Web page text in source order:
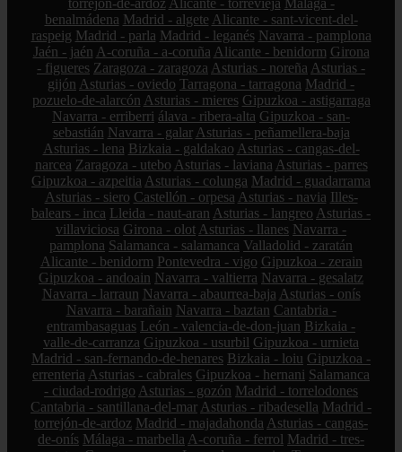
torrejón-de-ardoz Alicante - torrevieja Málaga -
benalmádena Madrid - algete Alicante - sant-vicent-del-
raspeig Madrid - parla Madrid - leganés Navarra - pamplona
Jaén - jaén A-coruña - a-coruña Alicante - benidorm Girona
- figueres Zaragoza - zaragoza Asturias - noreña Asturias -
gijón Asturias - oviedo Tarragona - tarragona Madrid -
pozuelo-de-alarcón Asturias - mieres Gipuzkoa - astigarraga
Navarra - erriberri álava - ribera-alta Gipuzkoa - san-
sebastián Navarra - galar Asturias - peñamellera-baja
Asturias - lena Bizkaia - galdakao Asturias - cangas-del-
narcea Zaragoza - utebo Asturias - laviana Asturias - parres
Gipuzkoa - azpeitia Asturias - colunga Madrid - guadarrama
Asturias - siero Castellón - orpesa Asturias - navia Illes-
balears - inca Lleida - naut-aran Asturias - langreo Asturias -
villaviciosa Girona - olot Asturias - llanes Navarra -
pamplona Salamanca - salamanca Valladolid - zaratán
Alicante - benidorm Pontevedra - vigo Gipuzkoa - zerain
Gipuzkoa - andoain Navarra - valtierra Navarra - gesalatz
Navarra - larraun Navarra - abaurrea-baja Asturias - onís
Navarra - barañain Navarra - baztan Cantabria -
entrambasaguas León - valencia-de-don-juan Bizkaia -
valle-de-carranza Gipuzkoa - usurbil Gipuzkoa - urnieta
Madrid - san-fernando-de-henares Bizkaia - loiu Gipuzkoa -
errenteria Asturias - cabrales Gipuzkoa - hernani Salamanca
- ciudad-rodrigo Asturias - gozón Madrid - torrelodones
Cantabria - santillana-del-mar Asturias - ribadesella Madrid -
torrejón-de-ardoz Madrid - majadahonda Asturias - cangas-
de-onís Málaga - marbella A-coruña - ferrol Madrid - tres-